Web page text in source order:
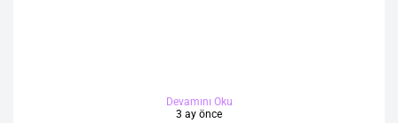
Devamını Oku
3 ay önce